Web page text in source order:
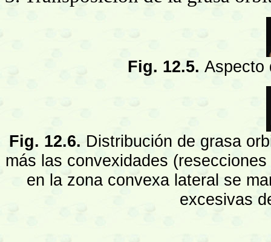
Fig. 12.5. Aspecto
Fig. 12.6. Distribución de grasa
más las convexidades
en la zona convexa lateral se
excesivas